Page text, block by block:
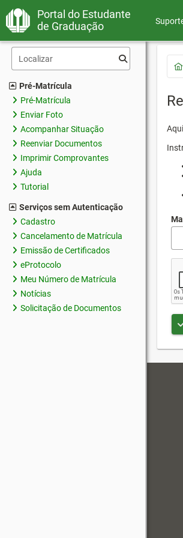
Portal do Estudante
de Graduação
Pré-Matrícula
Pré-Matrícula
Enviar Foto
Acompanhar Situação
Reenviar Documentos
Imprimir Comprovantes
Ajuda
Tutorial
Serviços sem Autenticação
Cadastro
Cancelamento de Matrícula
Emissão de Certificados
eProtocolo
Meu Número de Matrícula
Notícias
Solicitação de Documentos